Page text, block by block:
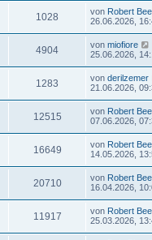
1028 von Robert
26.06.2026,
4904 von miofiore
25.06.2026,
1283 von derilzemer
21.06.2026,
12515 von Robert
07.06.2026,
16649 von Robert
14.05.2026,
20710 von Robert
16.04.2026,
11917 von Robert
25.03.2026,